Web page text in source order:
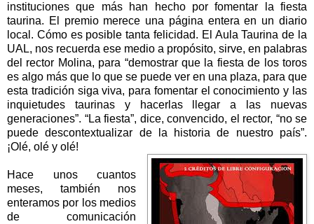
instituciones que más han hecho por fomentar la fiesta
taurina. El premio merece una página entera en un diario
local. Cómo es posible tanta felicidad. El Aula Taurina de la
UAL, nos recuerda ese medio a propósito, sirve, en palabras
del rector Molina, para “demostrar que la fiesta de los toros
es algo más que lo que se puede ver en una plaza, para que
esta tradición siga viva, para fomentar el conocimiento y las
inquietudes taurinas y hacerlas llegar a las nuevas
generaciones”. “La fiesta”, dice, convencido, el rector, “no se
puede descontextualizar de la historia de nuestro país”.
¡Olé, olé y olé!
Hace unos cuantos
meses, también nos
enteramos por los medios
de comunicación